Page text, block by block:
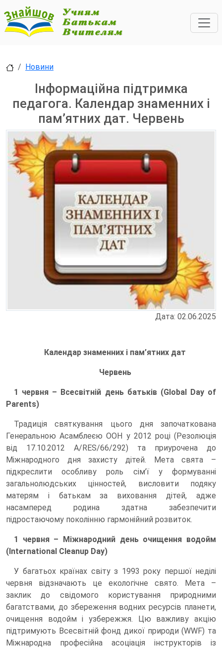
Новини
Інформаційна підтримка
педагога. Календар знаменних і
пам’ятних дат. Червень
Дата: 02.06.2025
Календар знаменних і пам’ятних дат
Червень
1 червня – Всесвітній день батьків (Global Day of
Parents)
Традиція святкування цього дня започаткована
Генеральною Асамблеєю ООН у 2012 році (Резолюція
від 17.10.2012 A/RES/66/292) та приурочена до
Міжнародного дня захисту дітей. Мета свята –
підкреслити особливу роль сім’ї у формуванні
загальнолюдських цінностей, висловити подяку
матерям і батькам за виховання дітей, адже
насамперед родина здатна забезпечити
підростаючому поколінню гармонійний розвиток.
1 червня – Міжнародний день очищення водойм
(International Cleanup Day)
У багатьох країнах світу з 1993 року першої неділі
червня відзначають це екологічне свято. Мета –
заклик до свідомого користування природними
багатствами, до збереження водних ресурсів планети,
очищення водойм і узбережжя. Цю важливу акцію
підтримують Всесвітній фонд дикої природи (WWF) та
Міжнародна професійна асоціація інструкторів із